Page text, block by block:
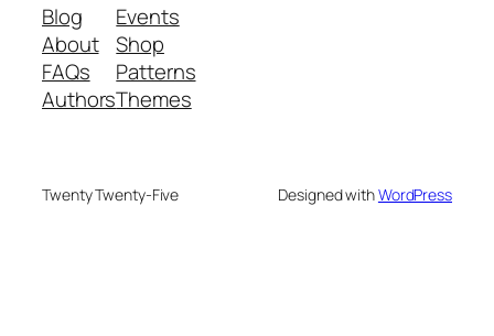
Blog
About
FAQs
Authors
Events
Shop
Patterns
Themes
Twenty Twenty-Five Designed withWordPress